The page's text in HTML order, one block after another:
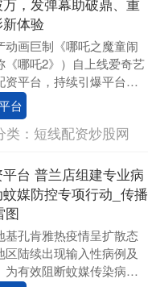
体验
动画巨制《哪吒之魔童闹
《哪吒2》）自上线爱奇艺
资平台，持续引爆平台热
上线次日爱奇艺内容热
台
类： 短线配资炒股网
台 普兰店组建专业病
媒防控专项行动_传播
图
基孔肯雅热疫情呈扩散态
区陆续出现输入性病例及
为有效阻断蚊媒传染病传